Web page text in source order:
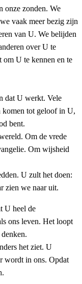
onze zonden. We
vaak meer bezig zijn
van U. We belijden
over U te
om U te kennen en te
dat U werkt. Vele
komen tot geloof in U,
bent.
Om de vrede
Om wijsheid
U zult het doen:
zien we naar uit.
U heel de
ons leven. Het loopt
het ziet. U
wordt in ons. Opdat